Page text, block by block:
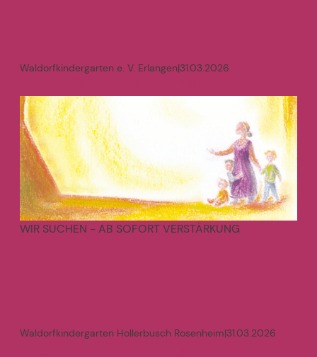
Waldorfkindergarten e. V. Erlangen|31.03.2026
WIR SUCHEN - AB SOFORT VERSTÄRKUNG
Waldorfkindergarten Hollerbusch Rosenheim|31.03.2026